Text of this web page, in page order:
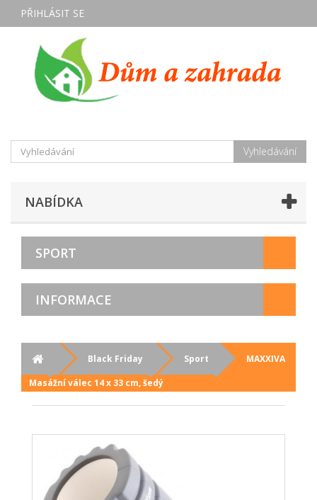
PŘIHLÁSIT SE
Vyhledávání
NABÍDKA
SPORT
INFORMACE
Black Friday Sport
MAXXIVA
Masážní válec 14 x 33 cm, šedý